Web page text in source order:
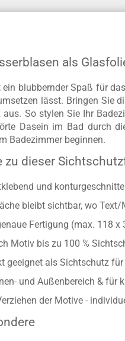
als
blubbernder Spaß für
lässt. Bringen Sie
aus. So stylen Sie Ihr
Dasein im Bad durch
Badezimmer beginnen.
zu dieser
und
bleibt sichtbar, wo
Fertigung (max. 118
Motiv bis zu 100 %
geeignet als Sichtschutz
und Außenbereich & für
der Motive -